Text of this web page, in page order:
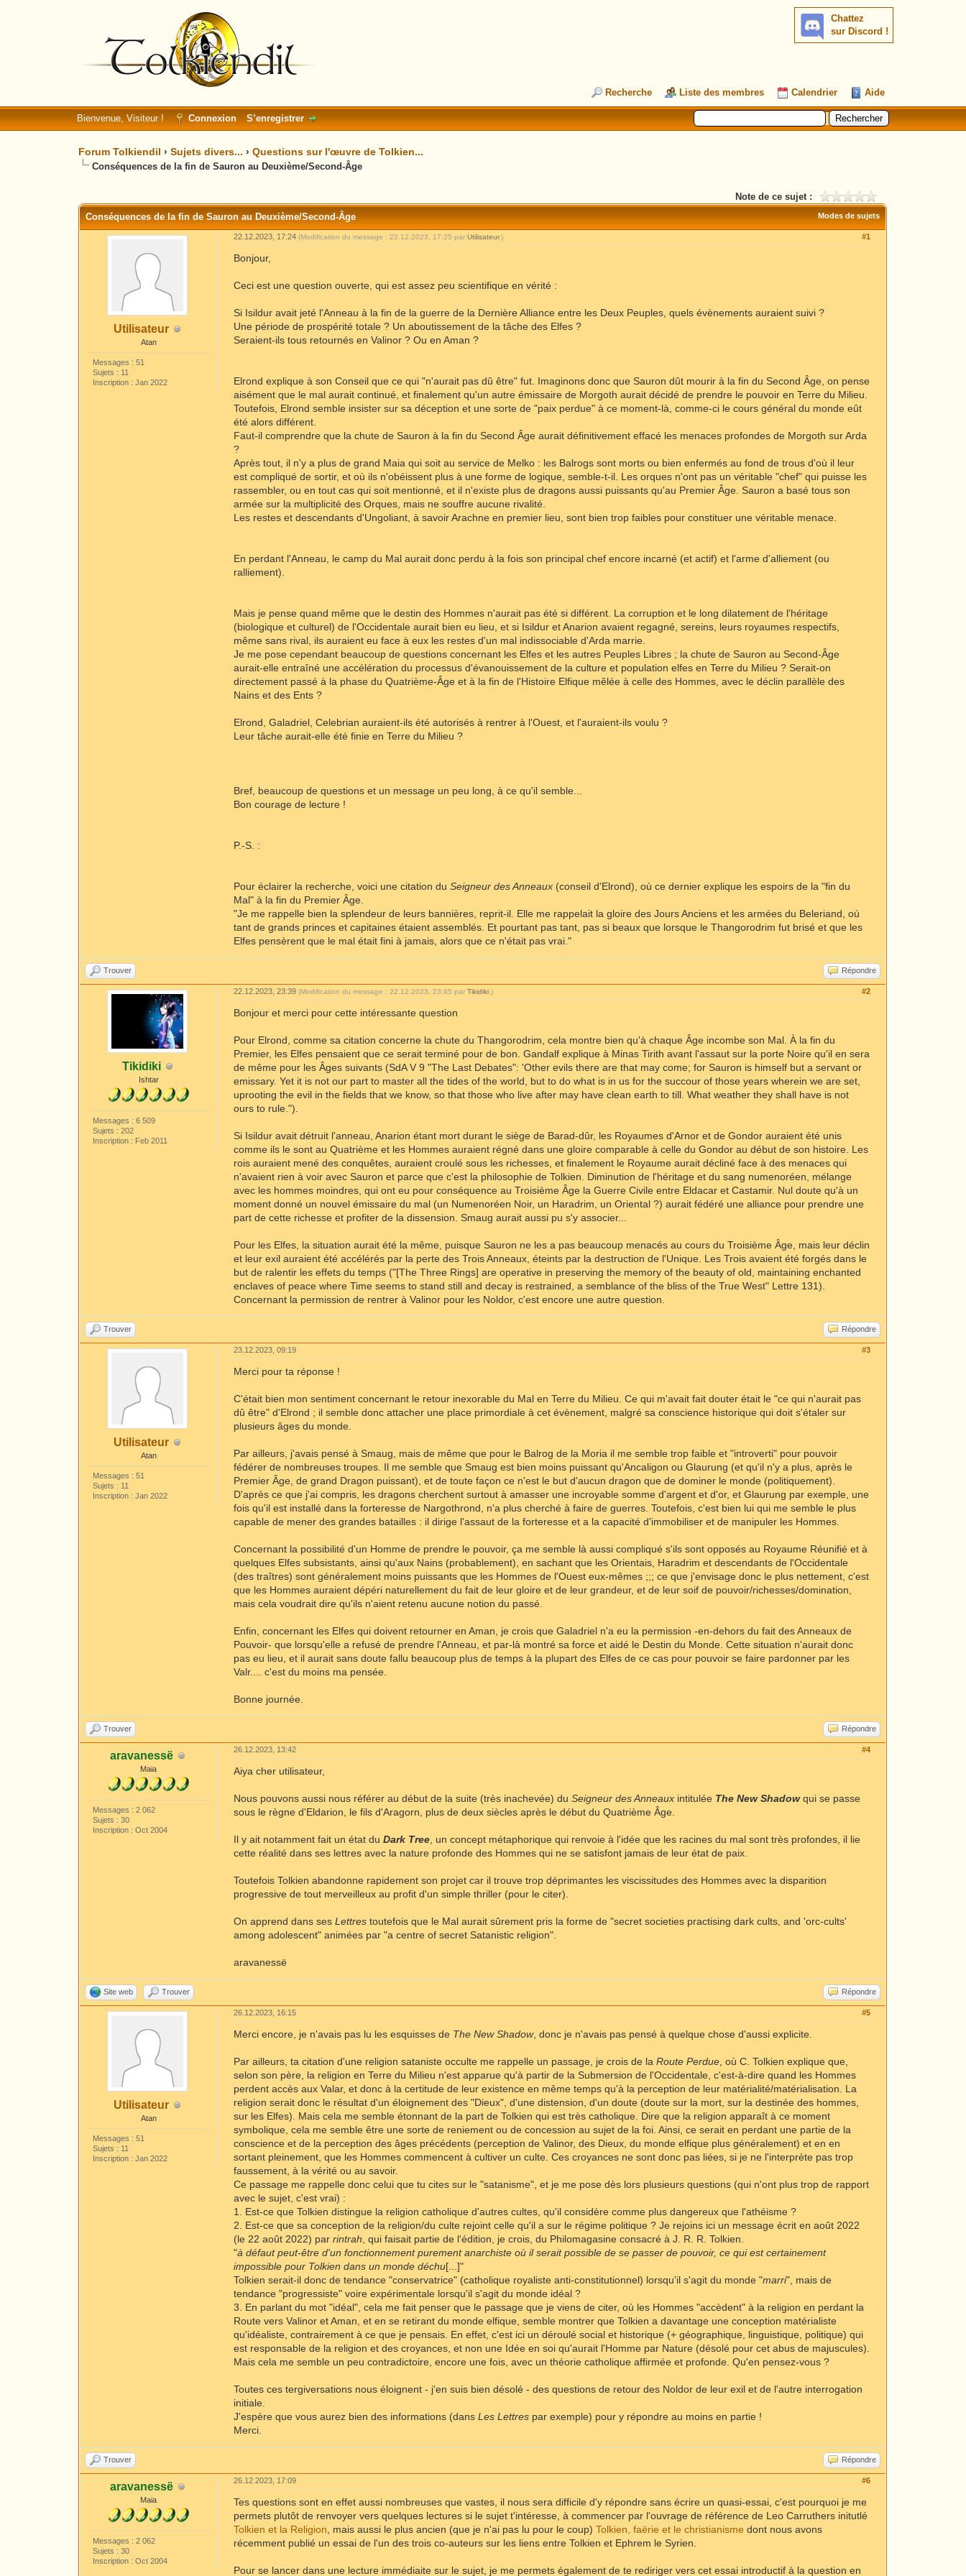
Chattez
sur Discord !
Recherche Liste des membres Calendrier Aide
Bienvenue, Visiteur ! Connexion S’enregistrer
Forum Tolkiendil ›Sujets divers... ›Questions sur l'œuvre de Tolkien...
Conséquences de la fin de Sauron au Deuxième/Second-Âge
Note de ce sujet :
Modes de sujets
Conséquences de la fin de Sauron au Deuxième/Second-Âge
Utilisateur
Atan
Messages : 51
Sujets : 11
Inscription : Jan 2022
#1
22.12.2023, 17:24(Modification du message : 22.12.2023, 17:25 parUtilisateur.)
Bonjour,
Ceci est une question ouverte, qui est assez peu scientifique en vérité :
Si Isildur avait jeté l'Anneau à la fin de la guerre de la Dernière Alliance entre les Deux Peuples, quels évènements auraient suivi ?
Une période de prospérité totale ? Un aboutissement de la tâche des Elfes ?
Seraient-ils tous retournés en Valinor ? Ou en Aman ?
Elrond explique à son Conseil que ce qui "n'aurait pas dû être" fut. Imaginons donc que Sauron dût mourir à la fin du Second Âge, on pense
aisément que le mal aurait continué, et finalement qu'un autre émissaire de Morgoth aurait décidé de prendre le pouvoir en Terre du Milieu.
Toutefois, Elrond semble insister sur sa déception et une sorte de "paix perdue" à ce moment-là, comme-ci le cours général du monde eût
été alors différent.
Faut-il comprendre que la chute de Sauron à la fin du Second Âge aurait définitivement effacé les menaces profondes de Morgoth sur Arda
?
Après tout, il n'y a plus de grand Maia qui soit au service de Melko : les Balrogs sont morts ou bien enfermés au fond de trous d'où il leur
est compliqué de sortir, et où ils n'obéissent plus à une forme de logique, semble-t-il. Les orques n'ont pas un véritable "chef" qui puisse les
rassembler, ou en tout cas qui soit mentionné, et il n'existe plus de dragons aussi puissants qu'au Premier Âge. Sauron a basé tous son
armée sur la multiplicité des Orques, mais ne souffre aucune rivalité.
Les restes et descendants d'Ungoliant, à savoir Arachne en premier lieu, sont bien trop faibles pour constituer une véritable menace.
En perdant l'Anneau, le camp du Mal aurait donc perdu à la fois son principal chef encore incarné (et actif) et l'arme d'alliement (ou
ralliement).
Mais je pense quand même que le destin des Hommes n'aurait pas été si différent. La corruption et le long dilatement de l'héritage
(biologique et culturel) de l'Occidentale aurait bien eu lieu, et si Isildur et Anarion avaient regagné, sereins, leurs royaumes respectifs,
même sans rival, ils auraient eu face à eux les restes d'un mal indissociable d'Arda marrie.
Je me pose cependant beaucoup de questions concernant les Elfes et les autres Peuples Libres ; la chute de Sauron au Second-Âge
aurait-elle entraîné une accélération du processus d'évanouissement de la culture et population elfes en Terre du Milieu ? Serait-on
directement passé à la phase du Quatrième-Âge et à la fin de l'Histoire Elfique mêlée à celle des Hommes, avec le déclin parallèle des
Nains et des Ents ?
Elrond, Galadriel, Celebrian auraient-ils été autorisés à rentrer à l'Ouest, et l'auraient-ils voulu ?
Leur tâche aurait-elle été finie en Terre du Milieu ?
Bref, beaucoup de questions et un message un peu long, à ce qu'il semble...
Bon courage de lecture !
P.-S. :
Pour éclairer la recherche, voici une citation duSeigneur des Anneaux (conseil d'Elrond), où ce dernier explique les espoirs de la "fin du
Mal" à la fin du Premier Âge.
"Je me rappelle bien la splendeur de leurs bannières, reprit-il. Elle me rappelait la gloire des Jours Anciens et les armées du Beleriand, où
tant de grands princes et capitaines étaient assemblés. Et pourtant pas tant, pas si beaux que lorsque le Thangorodrim fut brisé et que les
Elfes pensèrent que le mal était fini à jamais, alors que ce n'était pas vrai."
Trouver Répondre
Tikidiki
Ishtar
Messages : 6 509
Sujets : 202
Inscription : Feb 2011
#2
22.12.2023, 23:39(Modification du message : 22.12.2023, 23:45 parTikidiki .)
Bonjour et merci pour cette intéressante question
Pour Elrond, comme sa citation concerne la chute du Thangorodrim, cela montre bien qu'à chaque Âge incombe son Mal. À la fin du
Premier, les Elfes pensaient que ce serait terminé pour de bon. Gandalf explique à Minas Tirith avant l'assaut sur la porte Noire qu'il en sera
de même pour les Âges suivants (SdA V 9 "The Last Debates": 'Other evils there are that may come; for Sauron is himself but a servant or
emissary. Yet it is not our part to master all the tides of the world, but to do what is in us for the succour of those years wherein we are set,
uprooting the evil in the fields that we know, so that those who live after may have clean earth to till. What weather they shall have is not
ours to rule.").
Si Isildur avait détruit l'anneau, Anarion étant mort durant le siège de Barad-dûr, les Royaumes d'Arnor et de Gondor auraient été unis
comme ils le sont au Quatrième et les Hommes auraient régné dans une gloire comparable à celle du Gondor au début de son histoire. Les
rois auraient mené des conquêtes, auraient croulé sous les richesses, et finalement le Royaume aurait décliné face à des menaces qui
n'avaient rien à voir avec Sauron et parce que c'est la philosophie de Tolkien. Diminution de l'héritage et du sang numenoréen, mélange
avec les hommes moindres, qui ont eu pour conséquence au Troisième Âge la Guerre Civile entre Eldacar et Castamir. Nul doute qu'à un
moment donné un nouvel émissaire du mal (un Numenoréen Noir, un Haradrim, un Oriental ?) aurait fédéré une alliance pour prendre une
part de cette richesse et profiter de la dissension. Smaug aurait aussi pu s'y associer...
Pour les Elfes, la situation aurait été la même, puisque Sauron ne les a pas beaucoup menacés au cours du Troisième Âge, mais leur déclin
et leur exil auraient été accélérés par la perte des Trois Anneaux, éteints par la destruction de l'Unique. Les Trois avaient été forgés dans le
but de ralentir les effets du temps ("[The Three Rings] are operative in preserving the memory of the beauty of old, maintaining enchanted
enclaves of peace where Time seems to stand still and decay is restrained, a semblance of the bliss of the True West" Lettre 131).
Concernant la permission de rentrer à Valinor pour les Noldor, c'est encore une autre question.
Trouver Répondre
Utilisateur
Atan
Messages : 51
Sujets : 11
Inscription : Jan 2022
#3
23.12.2023, 09:19
Merci pour ta réponse !
C'était bien mon sentiment concernant le retour inexorable du Mal en Terre du Milieu. Ce qui m'avait fait douter était le "ce qui n'aurait pas
dû être" d'Elrond ; il semble donc attacher une place primordiale à cet évènement, malgré sa conscience historique qui doit s'étaler sur
plusieurs âges du monde.
Par ailleurs, j'avais pensé à Smaug, mais de même que pour le Balrog de la Moria il me semble trop faible et "introverti" pour pouvoir
fédérer de nombreuses troupes. Il me semble que Smaug est bien moins puissant qu'Ancaligon ou Glaurung (et qu'il n'y a plus, après le
Premier Âge, de grand Dragon puissant), et de toute façon ce n'est le but d'aucun dragon que de dominer le monde (politiquement).
D'après ce que j'ai compris, les dragons cherchent surtout à amasser une incroyable somme d'argent et d'or, et Glaurung par exemple, une
fois qu'il est installé dans la forteresse de Nargothrond, n'a plus cherché à faire de guerres. Toutefois, c'est bien lui qui me semble le plus
capable de mener des grandes batailles : il dirige l'assaut de la forteresse et a la capacité d'immobiliser et de manipuler les Hommes.
Concernant la possibilité d'un Homme de prendre le pouvoir, ça me semble là aussi compliqué s'ils sont opposés au Royaume Réunifié et à
quelques Elfes subsistants, ainsi qu'aux Nains (probablement), en sachant que les Orientais, Haradrim et descendants de l'Occidentale
(des traîtres) sont généralement moins puissants que les Hommes de l'Ouest eux-mêmes ;;; ce que j'envisage donc le plus nettement, c'est
que les Hommes auraient dépéri naturellement du fait de leur gloire et de leur grandeur, et de leur soif de pouvoir/richesses/domination,
mais cela voudrait dire qu'ils n'aient retenu aucune notion du passé.
Enfin, concernant les Elfes qui doivent retourner en Aman, je crois que Galadriel n'a eu la permission -en-dehors du fait des Anneaux de
Pouvoir- que lorsqu'elle a refusé de prendre l'Anneau, et par-là montré sa force et aidé le Destin du Monde. Cette situation n'aurait donc
pas eu lieu, et il aurait sans doute fallu beaucoup plus de temps à la plupart des Elfes de ce cas pour pouvoir se faire pardonner par les
Valr.... c'est du moins ma pensée.
Bonne journée.
Trouver Répondre
aravanessë
Maia
Messages : 2 062
Sujets : 30
Inscription : Oct 2004
#4
26.12.2023, 13:42
Aiya cher utilisateur,
Nous pouvons aussi nous référer au début de la suite (très inachevée) duSeigneur des Anneaux intitulée The New Shadowqui se passe
sous le règne d'Eldarion, le fils d'Aragorn, plus de deux siècles après le début du Quatrième Âge.
Il y ait notamment fait un état duDark Tree , un concept métaphorique qui renvoie à l'idée que les racines du mal sont très profondes, il lie
cette réalité dans ses lettres avec la nature profonde des Hommes qui ne se satisfont jamais de leur état de paix.
Toutefois Tolkien abandonne rapidement son projet car il trouve trop déprimantes les viscissitudes des Hommes avec la disparition
progressive de tout merveilleux au profit d'un simple thriller (pour le citer).
On apprend dans sesLettrestoutefois que le Mal aurait sûrement pris la forme de "secret societies practising dark cults, and 'orc-cults'
among adolescent" animées par "a centre of secret Satanistic religion".
aravanessë
Site web Trouver Répondre
Utilisateur
Atan
Messages : 51
Sujets : 11
Inscription : Jan 2022
#5
26.12.2023, 16:15
Merci encore, je n'avais pas lu les esquisses de The New Shadow, donc je n'avais pas pensé à quelque chose d'aussi explicite.
Par ailleurs, ta citation d'une religion sataniste occulte me rappelle un passage, je crois de laRoute Perdue , où C. Tolkien explique que,
selon son père, la religion en Terre du Milieu n'est apparue qu'à partir de la Submersion de l'Occidentale, c'est-à-dire quand les Hommes
perdent accès aux Valar, et donc à la certitude de leur existence en même temps qu'à la perception de leur matérialité/matérialisation. La
religion serait donc le résultat d'un éloignement des "Dieux", d'une distension, d'un doute (doute sur la mort, sur la destinée des hommes,
sur les Elfes). Mais cela me semble étonnant de la part de Tolkien qui est très catholique. Dire que la religion apparaît à ce moment
symbolique, cela me semble être une sorte de reniement ou de concession au sujet de la foi. Ainsi, ce serait en perdant une partie de la
conscience et de la perception des âges précédents (perception de Valinor, des Dieux, du monde elfique plus généralement) et en en
sortant pleinement, que les Hommes commencent à cultiver un culte. Ces croyances ne sont donc pas liées, si je ne l'interprète pas trop
faussement, à la vérité ou au savoir.
Ce passage me rappelle donc celui que tu cites sur le "satanisme", et je me pose dès lors plusieurs questions (qui n'ont plus trop de rapport
avec le sujet, c'est vrai) :
1. Est-ce que Tolkien distingue la religion catholique d'autres cultes, qu'il considère comme plus dangereux que l'athéisme ?
2. Est-ce que sa conception de la religion/du culte rejoint celle qu'il a sur le régime politique ? Je rejoins ici un message écrit en août 2022
(le 22 août 2022) parrintrah , qui faisait partie de l'édition, je crois, du Philomagasine consacré à J. R. R. Tolkien.
"à défaut peut-être d'un fonctionnement purement anarchiste où il serait possible de se passer de pouvoir, ce qui est certainement
impossible pour Tolkien dans un monde déchu[...]"
Tolkien serait-il donc de tendance "conservatrice" (catholique royaliste anti-constitutionnel) lorsqu'il s'agit du monde "marri", mais de
tendance "progressiste" voire expérimentale lorsqu'il s'agit du monde idéal ?
3. En parlant du mot "idéal", cela me fait penser que le passage que je viens de citer, où les Hommes "accèdent" à la religion en perdant la
Route vers Valinor et Aman, et en se retirant du monde elfique, semble montrer que Tolkien a davantage une conception matérialiste
qu'idéaliste, contrairement à ce que je pensais. En effet, c'est ici un déroulé social et historique (+ géographique, linguistique, politique) qui
est responsable de la religion et des croyances, et non une Idée en soi qu'aurait l'Homme par Nature (désolé pour cet abus de majuscules).
Mais cela me semble un peu contradictoire, encore une fois, avec un théorie catholique affirmée et profonde. Qu'en pensez-vous ?
Toutes ces tergiversations nous éloignent - j'en suis bien désolé - des questions de retour des Noldor de leur exil et de l'autre interrogation
initiale.
J'espère que vous aurez bien des informations (dansLes Lettres par exemple) pour y répondre au moins en partie !
Merci.
Trouver Répondre
aravanessë
Maia
Messages : 2 062
Sujets : 30
Inscription : Oct 2004
#6
26.12.2023, 17:09
Tes questions sont en effet aussi nombreuses que vastes, il nous sera difficile d'y répondre sans écrire un quasi-essai, c'est pourquoi je me
permets plutôt de renvoyer vers quelques lectures si le sujet t'intéresse, à commencer par l'ouvrage de référence de Leo Carruthers initutlé
Tolkien et la Religion , mais aussi le plus ancien (que je n'ai pas lu pour le coup)Tolkien, faërie et le christianisme dont nous avons
récemment publié un essai de l'un des trois co-auteurs sur les liens entre Tolkien et Ephrem le Syrien.
Pour se lancer dans une lecture immédiaite sur le sujet, je me permets également de te rediriger vers cet essai introductif à la question en